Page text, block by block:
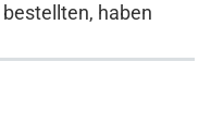
haben